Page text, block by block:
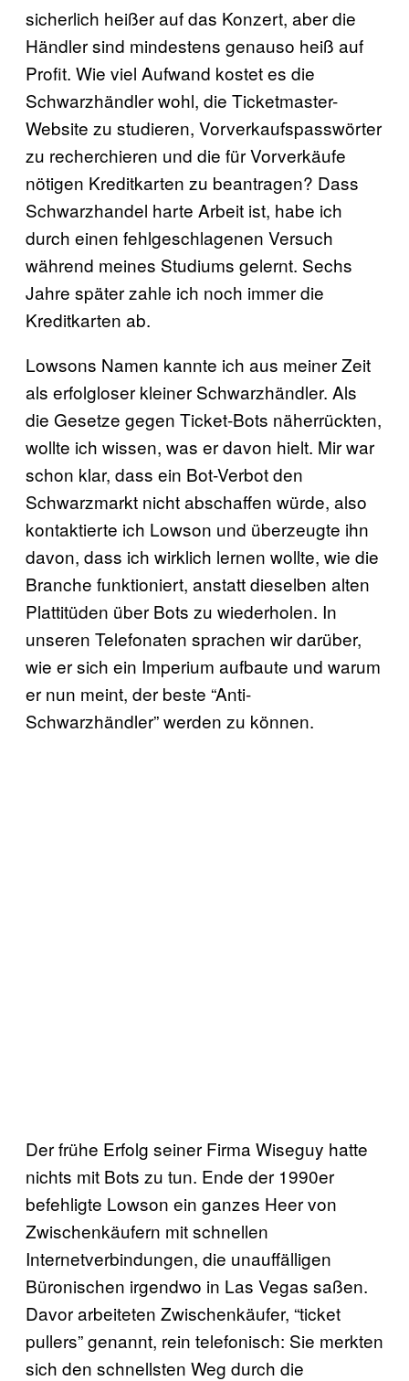
sicherlich heißer auf das Konzert, aber die
Händler sind mindestens genauso heiß auf
Profit. Wie viel Aufwand kostet es die
Schwarzhändler wohl, die Ticketmaster-
Website zu studieren, Vorverkaufspasswörter
zu recherchieren und die für Vorverkäufe
nötigen Kreditkarten zu beantragen? Dass
Schwarzhandel harte Arbeit ist, habe ich
durch einen fehlgeschlagenen Versuch
während meines Studiums gelernt. Sechs
Jahre später zahle ich noch immer die
Kreditkarten ab.
Lowsons Namen kannte ich aus meiner Zeit
als erfolgloser kleiner Schwarzhändler. Als
die Gesetze gegen Ticket-Bots näherrückten,
wollte ich wissen, was er davon hielt. Mir war
schon klar, dass ein Bot-Verbot den
Schwarzmarkt nicht abschaffen würde, also
kontaktierte ich Lowson und überzeugte ihn
davon, dass ich wirklich lernen wollte, wie die
Branche funktioniert, anstatt dieselben alten
Plattitüden über Bots zu wiederholen. In
unseren Telefonaten sprachen wir darüber,
wie er sich ein Imperium aufbaute und warum
er nun meint, der beste “Anti-
Schwarzhändler” werden zu können.
Der frühe Erfolg seiner Firma Wiseguy hatte
nichts mit Bots zu tun. Ende der 1990er
befehligte Lowson ein ganzes Heer von
Zwischenkäufern mit schnellen
Internetverbindungen, die unauffälligen
Büronischen irgendwo in Las Vegas saßen.
Davor arbeiteten Zwischenkäufer, “ticket
pullers” genannt, rein telefonisch: Sie merkten
sich den schnellsten Weg durch die